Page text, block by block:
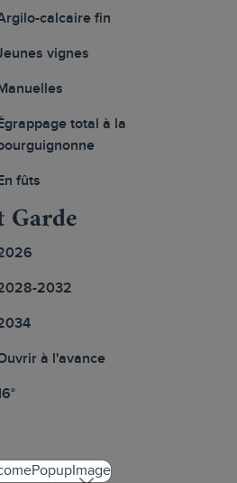
calcaire fin
vignes
total à la
fûts
Garde
2032
à l'avance